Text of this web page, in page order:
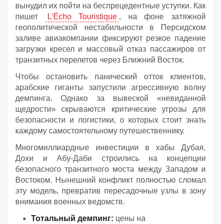
вынудил их пойти на беспрецедентные уступки. Как
пишет
L'Écho Touristique , на фоне затяжной
геополитической нестабильности в Персидском
заливе авиакомпании фиксируют резкое падение
загрузки кресел и массовый отказ пассажиров от
транзитных перелетов через Ближний Восток.
Чтобы остановить панический отток клиентов,
арабские гиганты запустили агрессивную волну
демпинга. Однако за вывеской «невиданной
щедрости» скрываются критические угрозы для
безопасности и логистики, о которых стоит знать
каждому самостоятельному путешественнику.
Многомиллиардные инвестиции в хабы Дубая,
Дохи и Абу-Даби строились на концепции
безопасного транзитного моста между Западом и
Востоком. Нынешний конфликт полностью сломал
эту модель, превратив пересадочные узлы в зону
внимания военных ведомств.
Тотальный демпинг: цены на